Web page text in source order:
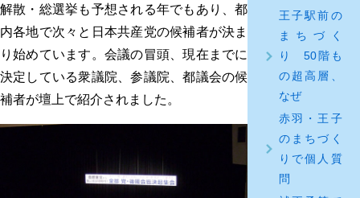
解散・総選挙も予想される年でもあり、都
内各地で次々と日本共産党の候補者が決ま
り始めています。会議の冒頭、現在までに
決定している衆議院、参議院、都議会の候
補者が壇上で紹介されました。
王子駅前の
まちづく
り 50階も
の超高層、
なぜ
赤羽・王子
のまちづく
りで個人質
問